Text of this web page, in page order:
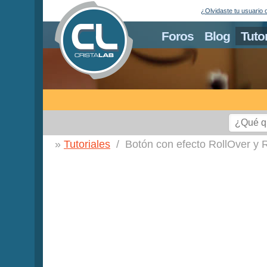
Foros Blog
¿Olvidaste tu usuario
Tutoriales Botón con efecto RollOver y